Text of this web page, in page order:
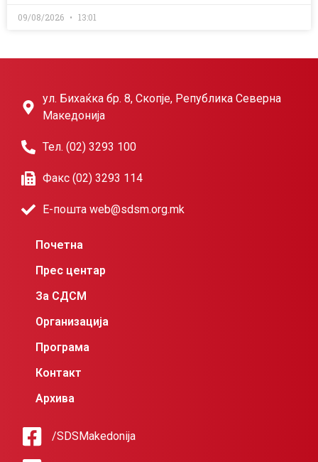
09/08/2026 13:01
ул. Бихаќка бр. 8, Скопје, Република Северна
Македонија
Тел. (02) 3293 100
Факс (02) 3293 114
Е-пошта web@sdsm.org.mk
Почетна
Прес центар
За СДСМ
Организација
Програма
Контакт
Архива
/SDSMakedonija